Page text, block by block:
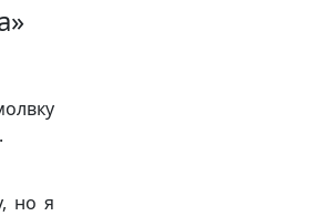
но я